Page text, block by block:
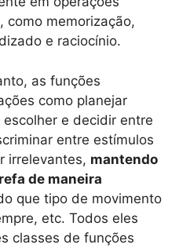
como memorização,
e raciocínio.
as funções
como planejar
e decidir entre
entre estímulos
irrelevantes, mantendo
de maneira
que tipo de movimento
etc. Todos eles
classes de funções